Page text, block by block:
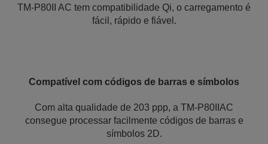
TM-P80II AC tem compatibilidade Qi, o carregamento é
fácil, rápido e fiável.
Compatível com códigos de barras e símbolos
Com alta qualidade de 203 ppp, a TM-P80IIAC
consegue processar facilmente códigos de barras e
símbolos 2D.